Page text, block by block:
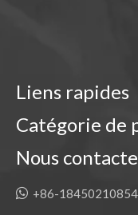
Liens rapides
Catégorie de
Nous
 +86-18450210854